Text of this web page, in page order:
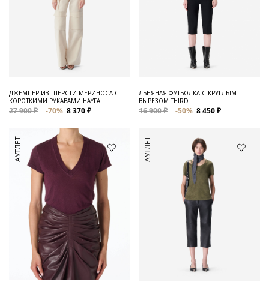
ДЖЕМПЕР ИЗ ШЕРСТИ МЕРИНОСА С
КОРОТКИМИ РУКАВАМИ HAYFA
27 900 ₽ -70% 8 370 ₽
ЛЬНЯНАЯ ФУТБОЛКА С КРУГЛЫМ
ВЫРЕЗОМ THIRD
16 900 ₽ -50% 8 450 ₽
АУТЛЕТ АУТЛЕТ